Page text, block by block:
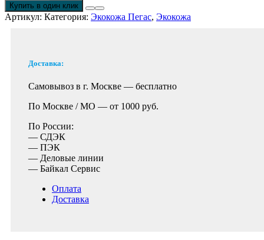
Купить в один клик
Артикул: Категория: Экокожа Пегас, Экокожа
Доставка:
Самовывоз в г. Москве — бесплатно
По Москве / МО — от 1000 руб.
По России:
— СДЭК
— ПЭК
— Деловые линии
— Байкал Сервис
Оплата
Доставка